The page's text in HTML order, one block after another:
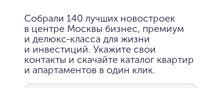
Собрали 140 лучших новостроек
в центре Москвы бизнес, премиум
и делюкс-класса для жизни
и инвестиций. Укажите свои
контакты и скачайте каталог квартир
и апартаментов в один клик.